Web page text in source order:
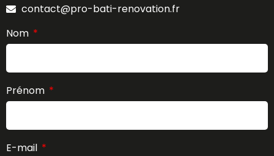
contact@pro-bati-renovation.fr
Nom
Prénom
E-mail